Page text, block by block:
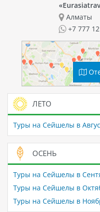
Алматы
+7 777
ЛЕТО
Туры на Сейшелы в
ОСЕНЬ
Туры на Сейшелы в
Туры на Сейшелы в
Туры на Сейшелы в